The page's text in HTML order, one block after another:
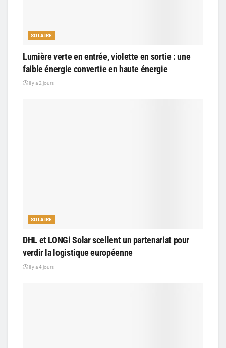
SOLAIRE
Lumière verte en entrée, violette en sortie : une
faible énergie convertie en haute énergie
il y a 2 jours
SOLAIRE
DHL et LONGi Solar scellent un partenariat pour
verdir la logistique européenne
il y a 4 jours